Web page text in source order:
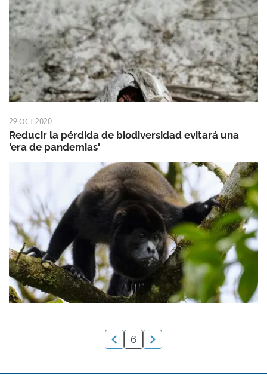
29 OCT 2020
Reducir la pérdida de biodiversidad evitará una
'era de pandemias'
6